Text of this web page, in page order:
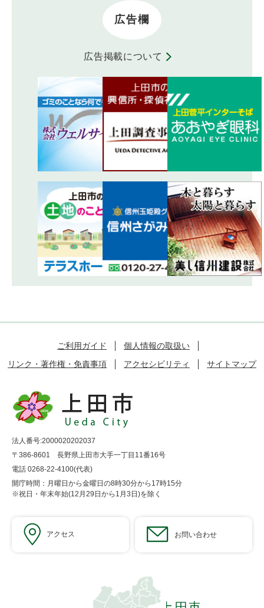
広告欄
広告掲載について
ご利用ガイド
個人情報の取扱い
リンク・著作権・免責事項
アクセシビリティ サイトマップ
法人番号:2000020202037
〒386-8601 長野県上田市大手一丁目11番16号
電話 0268-22-4100(代表)
開庁時間：月曜日から金曜日の8時30分から17時15分
※祝日・年末年始(12月29日から1月3日)を除く
アクセス お問い合わせ